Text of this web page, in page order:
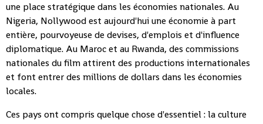
une place stratégique dans les économies nationales. Au
Nigeria, Nollywood est aujourd'hui une économie à part
entière, pourvoyeuse de devises, d'emplois et d'influence
diplomatique. Au Maroc et au Rwanda, des commissions
nationales du film attirent des productions internationales
et font entrer des millions de dollars dans les économies
locales.
Ces pays ont compris quelque chose d'essentiel : la culture